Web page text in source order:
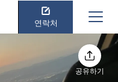
연락처
공유하기